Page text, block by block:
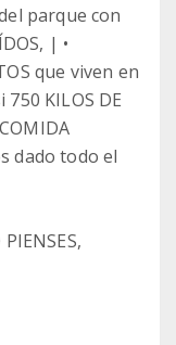
parque con
| •
que viven en
KILOS DE
dado todo el